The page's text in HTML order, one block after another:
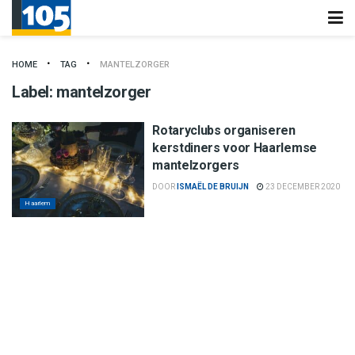
HOME TAG MANTELZORGER
Label: mantelzorger
Haarlem
Rotaryclubs organiseren
kerstdiners voor Haarlemse
mantelzorgers
DOOR ISMAËL DE BRUIJN 23 DECEMBER 2020